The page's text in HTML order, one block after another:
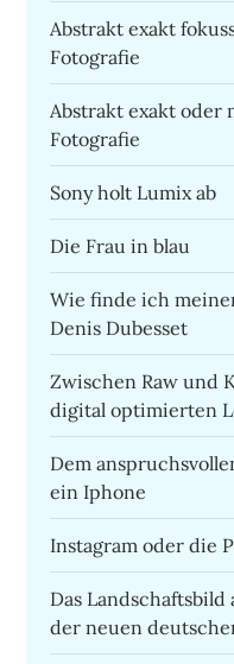
Abstrakt exakt
Fotografie
Abstrakt exakt oder
Fotografie
Sony holt Lumix ab
Die Frau in blau
Wie finde ich
Denis Dubesset
Zwischen Raw und
digital optimierten
Dem
ein Iphone
Instagram oder die
Das
der neuen